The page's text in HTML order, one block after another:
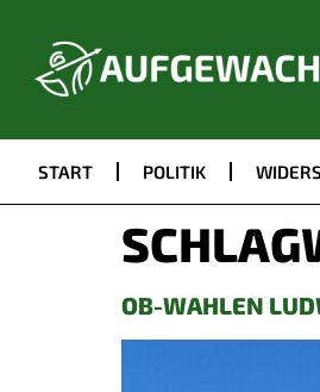
START POLITIK
OB-WAHLEN